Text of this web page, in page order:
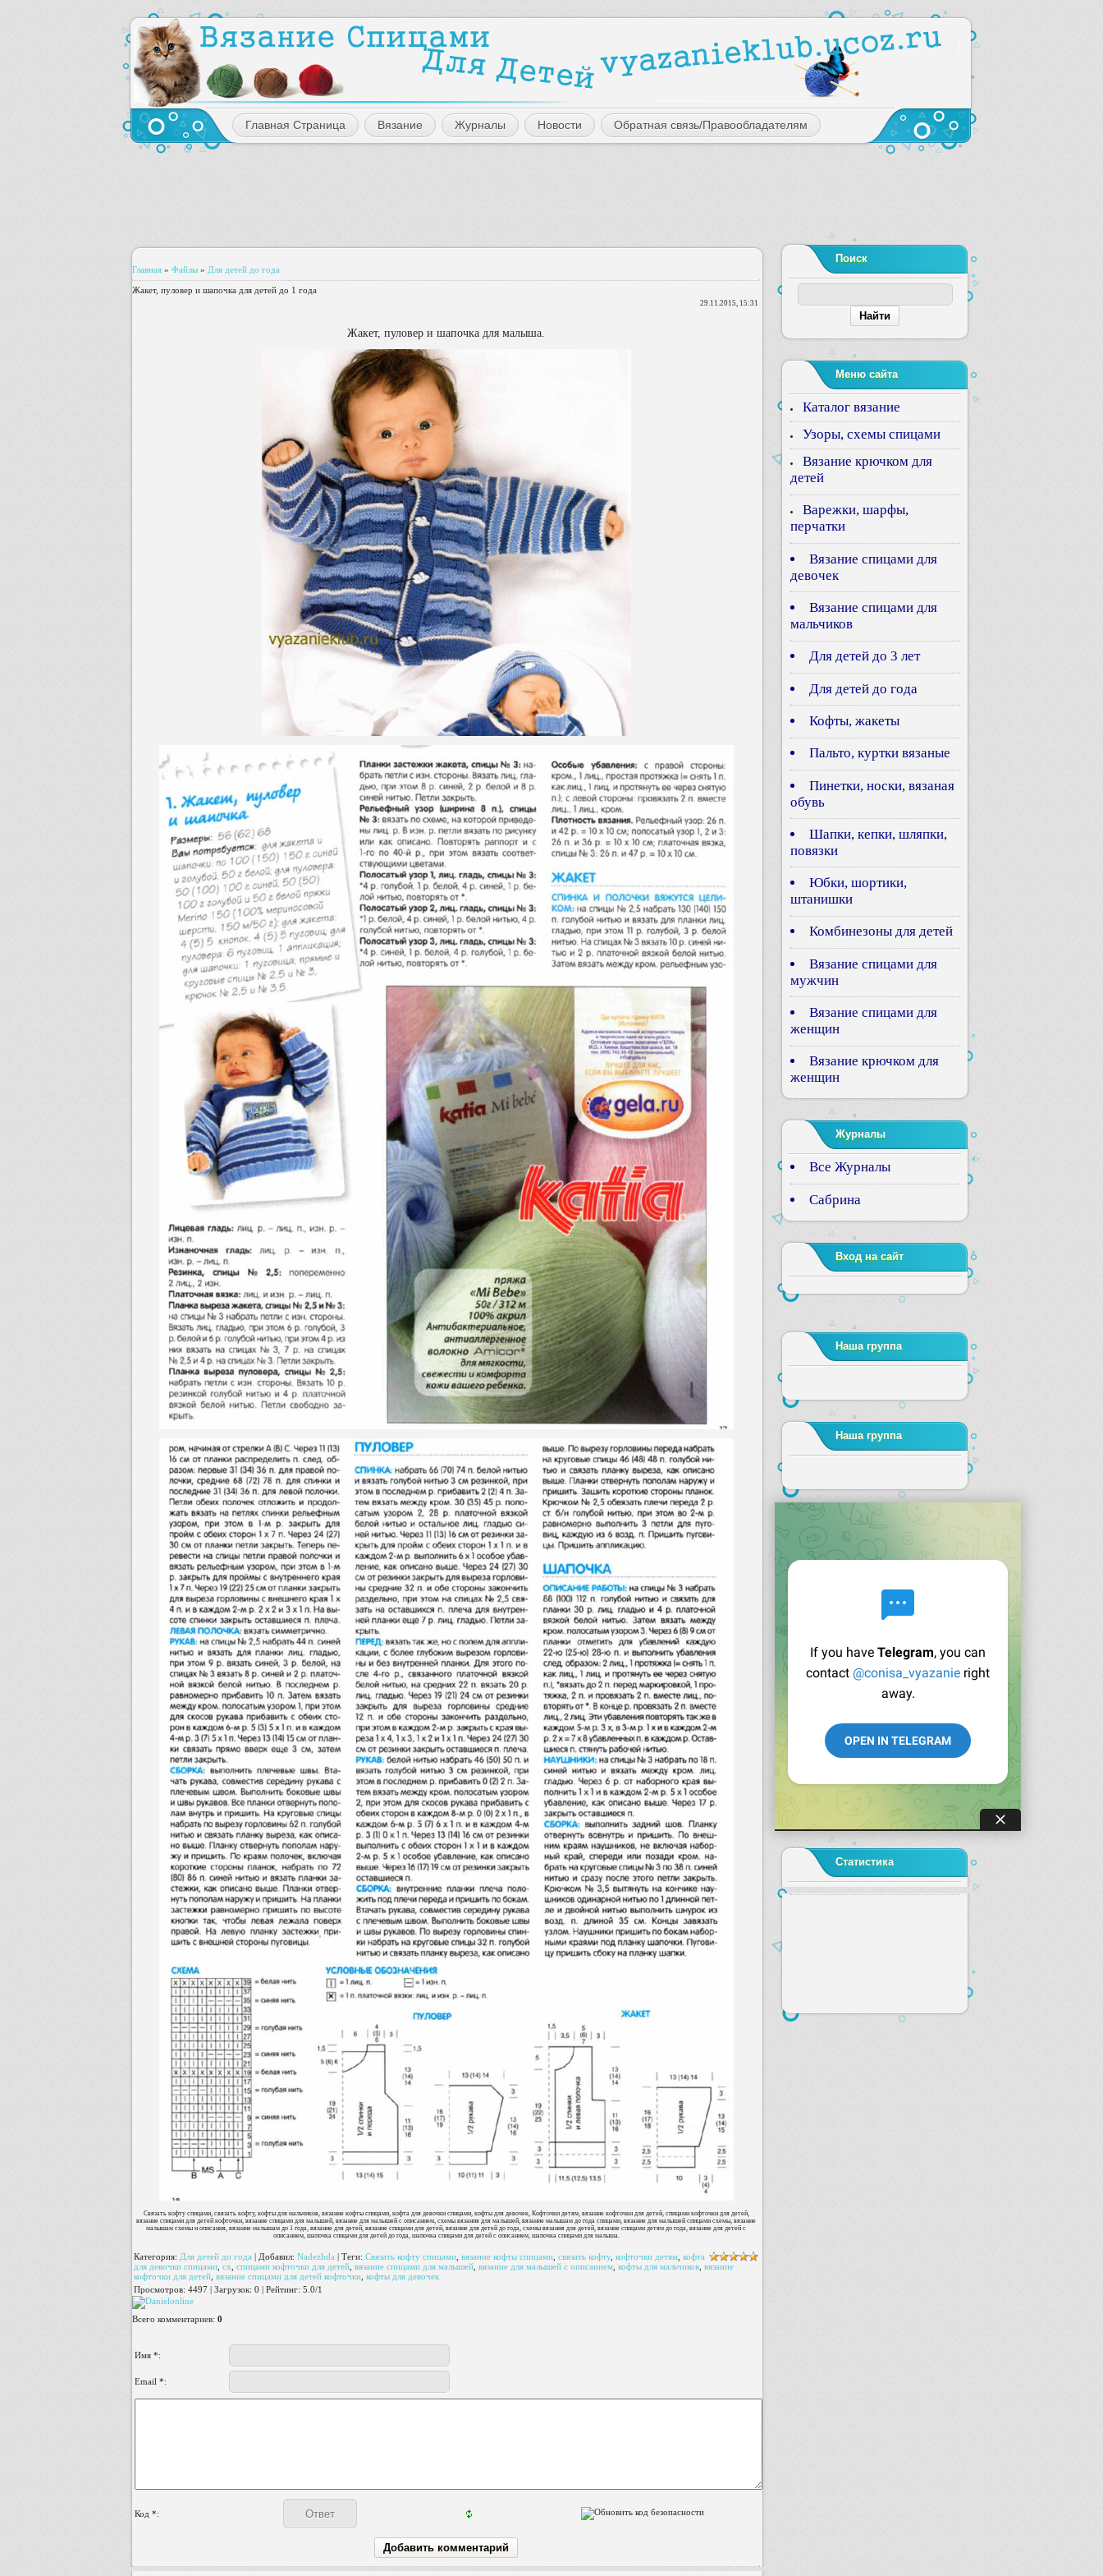
Главная Страница Вязание Журналы Новости Обратная связь/Правообладателям
Главная » Файлы » Для детей до года
Жакет, пуловер и шапочка для детей до 1 года
29.11.2015, 15:31
Жакет, пуловер и шапочка для малыша.
Связать кофту спицами, связать кофту, кофты для мальчиков, вязание кофты спицами, кофта для девочки спицами, кофты для девочек, Кофточки детям, вязание кофточки для детей, спицами кофточки для детей,
вязание спицами для детей кофточки, вязание спицами для малышей, вязание для малышей с описанием, схемы вязания для малышей, вязание малышам до года спицами, вязание для малышей спицами схемы, вязание
малышам схемы и описания, вязание малышам до 1 года, вязание для детей, вязание спицами для детей, вязание для детей до года, схемы вязания для детей, вязание спицами детям до года, вязание для детей с
описанием, шапочка спицами для детей до года, шапочка спицами для детей с описанием, шапочка спицами для малыша.
Категория: Для детей до года | Добавил: Nadezhda | Теги: Связать кофту спицами вязание кофты спицами связать кофту, кофточки детям кофта
для девочки спицами сх спицами кофточки для детей вязание спицами для малышей вязание для малышей с описанием кофты для мальчиков вязание
кофточки для детей вязание спицами для детей кофточки кофты для девочек
Просмотров: 4497 | Загрузок: 0 | Рейтинг: 5.0/1
Всего комментариев: 0
Имя *:
Email *:
Код *:
Поиск
Меню сайта
Каталог вязание
Узоры, схемы спицами
Вязание крючком для
детей
Варежки, шарфы,
перчатки
Вязание спицами для
девочек
Вязание спицами для
мальчиков
Для детей до 3 лет
Для детей до года
Кофты, жакеты
Пальто, куртки вязаные
Пинетки, носки, вязаная
обувь
Шапки, кепки, шляпки,
повязки
Юбки, шортики,
штанишки
Комбинезоны для детей
Вязание спицами для
мужчин
Вязание спицами для
женщин
Вязание крючком для
женщин
Журналы
Все Журналы
Сабрина
Вход на сайт
Наша группа
Наша группа
Статистика